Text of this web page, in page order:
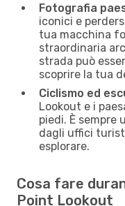
Fotografia
iconici e
tua macchina
straordinaria
strada può
scoprire la tua
Ciclismo ed
Lookout e i
piedi. È sempre
dagli uffici
esplorare.
Cosa fare
Point Lookout